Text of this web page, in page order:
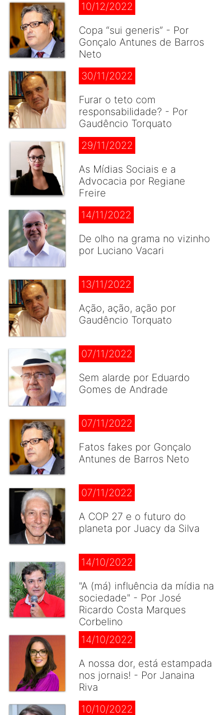
10/12/2022
Copa “sui generis” - Por
Gonçalo Antunes de Barros
Neto
30/11/2022
Furar o teto com
responsabilidade? - Por
Gaudêncio Torquato
29/11/2022
As Mídias Sociais e a
Advocacia por Regiane
Freire
14/11/2022
De olho na grama no vizinho
por Luciano Vacari
13/11/2022
Ação, ação, ação por
Gaudêncio Torquato
07/11/2022
Sem alarde por Eduardo
Gomes de Andrade
07/11/2022
Fatos fakes por Gonçalo
Antunes de Barros Neto
07/11/2022
A COP 27 e o futuro do
planeta por Juacy da Silva
14/10/2022
"A (má) influência da mídia na
sociedade" - Por José
Ricardo Costa Marques
Corbelino
14/10/2022
A nossa dor, está estampada
nos jornais! - Por Janaina
Riva
10/10/2022